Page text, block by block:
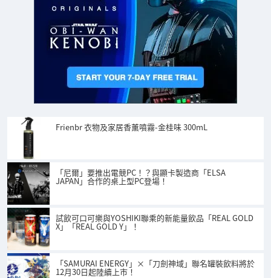
Frienbr 衣物及家居香薰噴霧-金桂味 300mL
「尼爾」要推出電競PC！？與顯卡製造商「ELSA
JAPAN」合作的桌上型PC登場！
試飲可口可樂與YOSHIKI聯乘的新能量飲品「REAL GOLD
X」「REAL GOLD Y」！
「SAMURAI ENERGY」×「刀劍神域」聯名罐裝飲料將於
12月30日起陸續上市！